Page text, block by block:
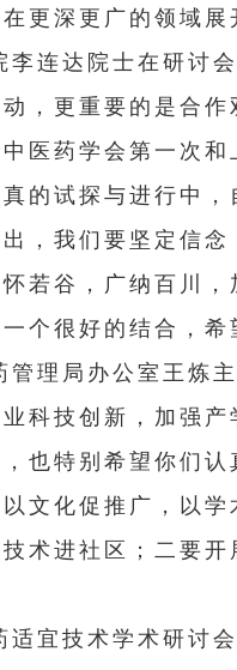
更深更广的领域展
李连达院士在研讨
，更重要的是合
医药学会第一次
的试探与进行中
，我们要坚定信
若谷，广纳百川
个很好的结合，
管理局办公室王炼
科技创新，加强
也特别希望你们
文化促推广，以
术进社区；二要
适宜技术学术研讨